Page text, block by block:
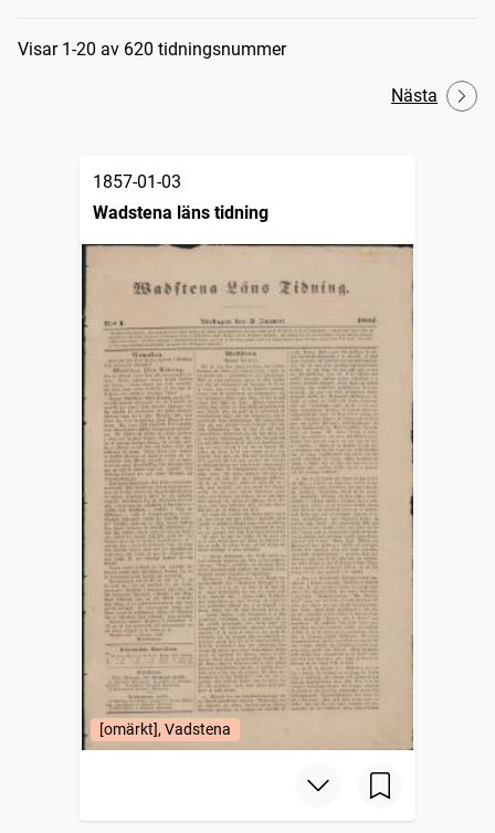
Sökresultat
Visar 1-20 av 620 tidningsnummer
Nästa
1857-01-03
Wadstena läns tidning
[omärkt], Vadstena